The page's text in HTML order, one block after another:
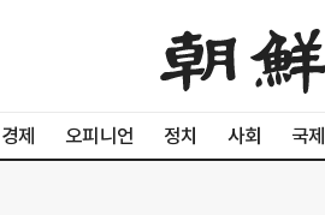
제 오피니언 정치 사회 국제